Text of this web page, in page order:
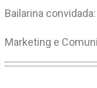
Bailarina
Marketing e